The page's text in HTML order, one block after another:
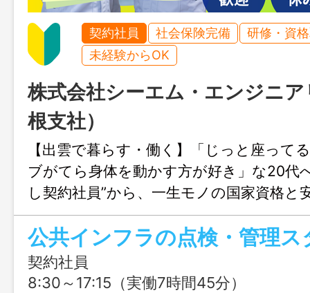
契約社員 社会保険完備
研修・資
未経験からOK
株式会社シーエム・エンジニ
根支社）
【出雲で暮らす・働く】「じっと座って
ブがてら身体を動かす方が好き」な20代
し契約社員”から、一生モノの国家資格と
ませんか？未経験歓迎＆土日祝休み◎
公共インフラの点検・管理ス
契約社員
8:30～17:15（実働7時間45分）